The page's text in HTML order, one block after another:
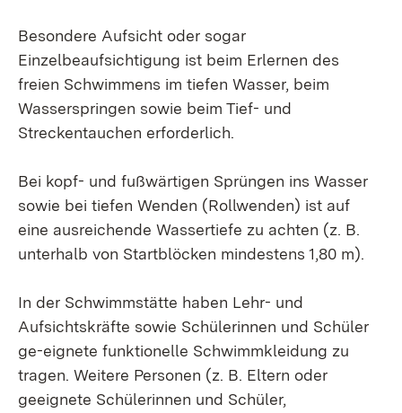
Besondere Aufsicht oder sogar
Einzelbeaufsichtigung ist beim Erlernen des
freien Schwimmens im tiefen Wasser, beim
Wasserspringen sowie beim Tief- und
Streckentauchen erforderlich.
Bei kopf- und fußwärtigen Sprüngen ins Wasser
sowie bei tiefen Wenden (Rollwenden) ist auf
eine ausreichende Wassertiefe zu achten (z. B.
unterhalb von Startblöcken mindestens 1,80 m).
In der Schwimmstätte haben Lehr- und
Aufsichtskräfte sowie Schülerinnen und Schüler
ge-eignete funktionelle Schwimmkleidung zu
tragen. Weitere Personen (z. B. Eltern oder
geeignete Schülerinnen und Schüler,